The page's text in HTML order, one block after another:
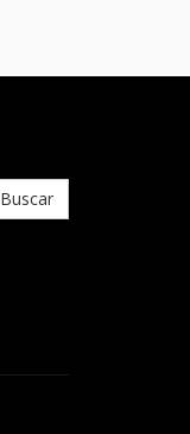
Buscar